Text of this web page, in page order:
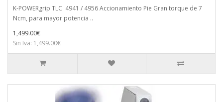
K-POWERgrip TLC 4941 / 4956 Accionamiento Pie Gran torque de 7
Ncm, para mayor potencia ..
1,499.00€
Sin Iva: 1,499.00€